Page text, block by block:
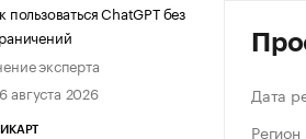
пользоваться ChatGPT без
эксперта
6 августа 2026
Дата
Регион